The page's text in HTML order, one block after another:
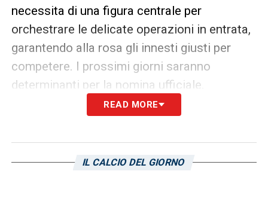
necessita di una figura centrale per
orchestrare le delicate operazioni in entrata,
garantendo alla rosa gli innesti giusti per
competere. I prossimi giorni saranno
determinanti per la nomina ufficiale.
READ MORE
IL CALCIO DEL GIORNO